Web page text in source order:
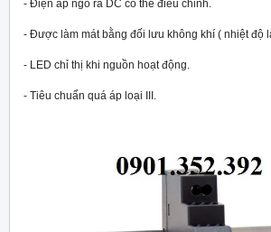
- Điện áp ngõ ra DC có thể điều chỉnh.
- Được làm mát bằng đối lưu không khí ( nhiệt độ
- LED chỉ thị khi nguồn hoạt động.
- Tiêu chuẩn quá áp loại III.